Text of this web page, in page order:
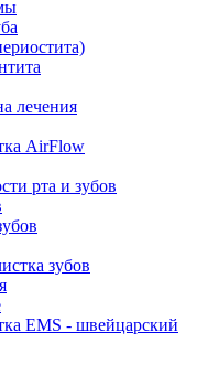
лечения
AirFlow
рта и зубов
зубов
EMS - швейцарский